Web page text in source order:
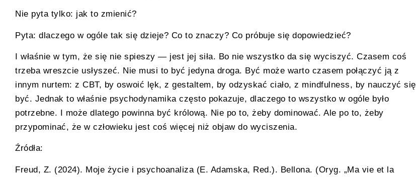
Nie pyta tylko: jak to zmienić?
Pyta: dlaczego w ogóle tak się dzieje? Co to znaczy? Co próbuje się dopowiedzieć?
I właśnie w tym, że się nie spieszy — jest jej siła. Bo nie wszystko da się wyciszyć. Czasem coś
trzeba wreszcie usłyszeć. Nie musi to być jedyna droga. Być może warto czasem połączyć ją z
innym nurtem: z CBT, by oswoić lęk, z gestaltem, by odzyskać ciało, z mindfulness, by nauczyć się
być. Jednak to właśnie psychodynamika często pokazuje, dlaczego to wszystko w ogóle było
potrzebne. I może dlatego powinna być królową. Nie po to, żeby dominować. Ale po to, żeby
przypominać, że w człowieku jest coś więcej niż objaw do wyciszenia.
Źródła:
Freud, Z. (2024). Moje życie i psychoanaliza (E. Adamska, Red.). Bellona. (Oryg. „Ma vie et la